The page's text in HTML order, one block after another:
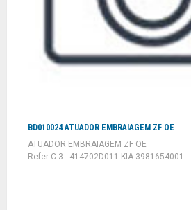
BD010024 ATUADOR EMBRAIAGEM ZF OE
ATUADOR EMBRAIAGEM ZF OE
Refer C 3 : 414702D011 KIA 3981654001